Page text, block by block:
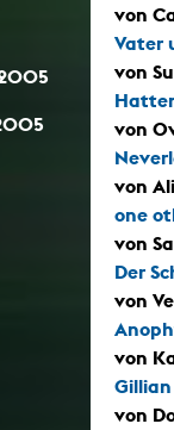
von
Vater
von
von
von
one
von
Der
von
von
Gillian
von